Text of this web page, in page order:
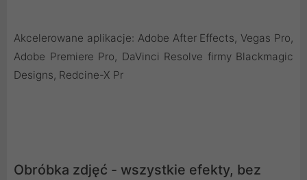
Akcelerowane aplikacje: Adobe After Effects, Vegas Pro,
Adobe Premiere Pro, DaVinci Resolve firmy Blackmagic
Designs, Redcine-X Pr
Obróbka zdjęć - wszystkie efekty, bez